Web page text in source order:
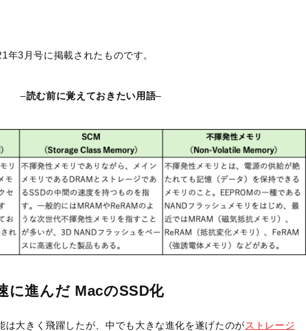
3月号に掲載されたものです。
–読む前に覚えておきたい用語–
に進んだ MacのSSD化
は大きく飛躍したが、中でも大きな進化を遂げたのがストレージ